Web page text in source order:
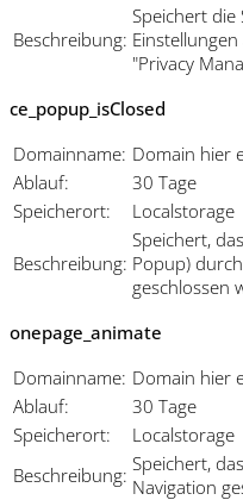
Beschreibung:
Speichert die
"Privacy
ce_popup_isClosed
Domainname: Domain hier
Ablauf:
30 Tage
Speicherort:
Localstorage
Beschreibung:
Speichert,
Popup)
geschlossen
onepage_animate
Domainname: Domain hier
Ablauf:
30 Tage
Speicherort:
Localstorage
Beschreibung: Speichert,
Navigation